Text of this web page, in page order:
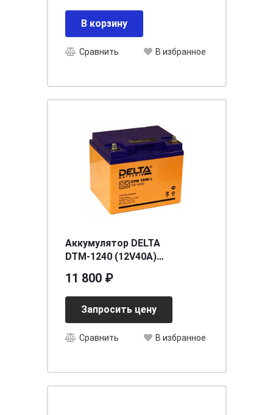
В корзину
Сравнить В избранное
Аккумулятор DELTA
DTМ-1240 (12V40A)
11 800 ₽
Запросить цену
Сравнить В избранное